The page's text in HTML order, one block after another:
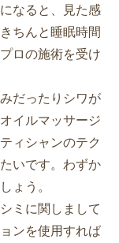
なると、見た感
ちんと睡眠時間
ロの施術を受け
だったりシワが
イルマッサージ
ィシャンのテク
いです。わずか
ょう。
ミに関しまして
ンを使用すれば